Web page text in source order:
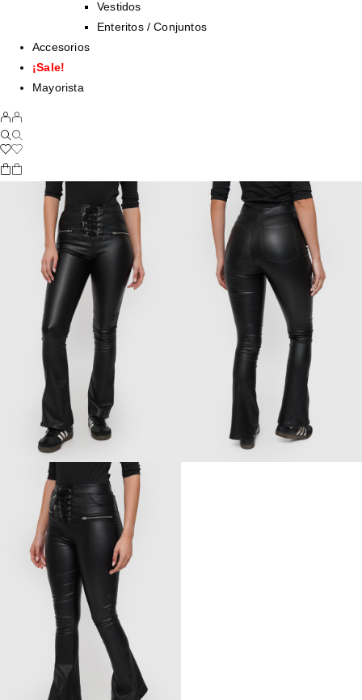
Vestidos
Enteritos / Conjuntos
Accesorios
¡Sale!
Mayorista